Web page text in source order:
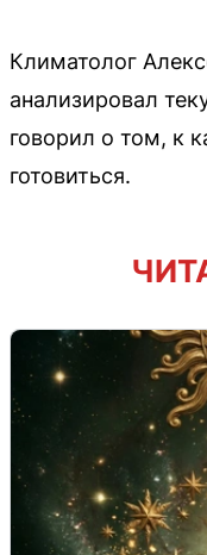
Климатолог
анализировал
говорил о том, к
готовиться.